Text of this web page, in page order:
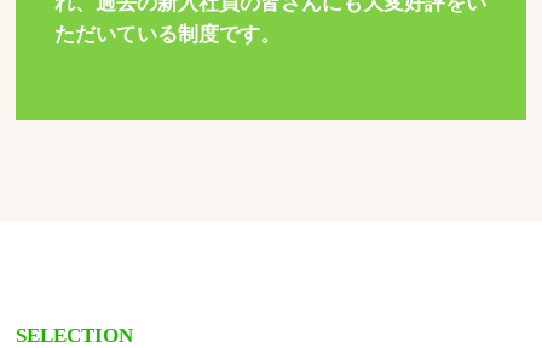
ただいている制度です。
SELECTION